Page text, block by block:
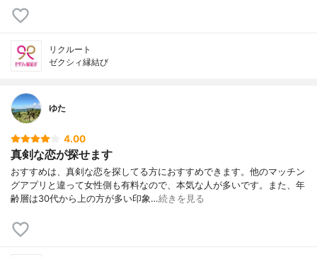
リクルート
ゼクシィ縁結び
ゆた
4.00
真剣な恋が探せます
おすすめは、真剣な恋を探してる方におすすめできます。他のマッチン
グアプリと違って女性側も有料なので、本気な人が多いです。また、年
齢層は30代から上の方が多い印象…続きを見る